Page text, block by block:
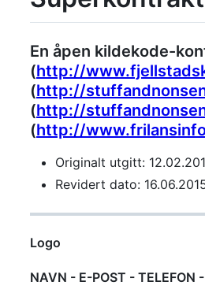
En åpen kildekode-
(http://
(http://
(http://
(http://
Originalt utgitt:
Revidert dato:
Logo
NAVN - E-POST - TELEFON